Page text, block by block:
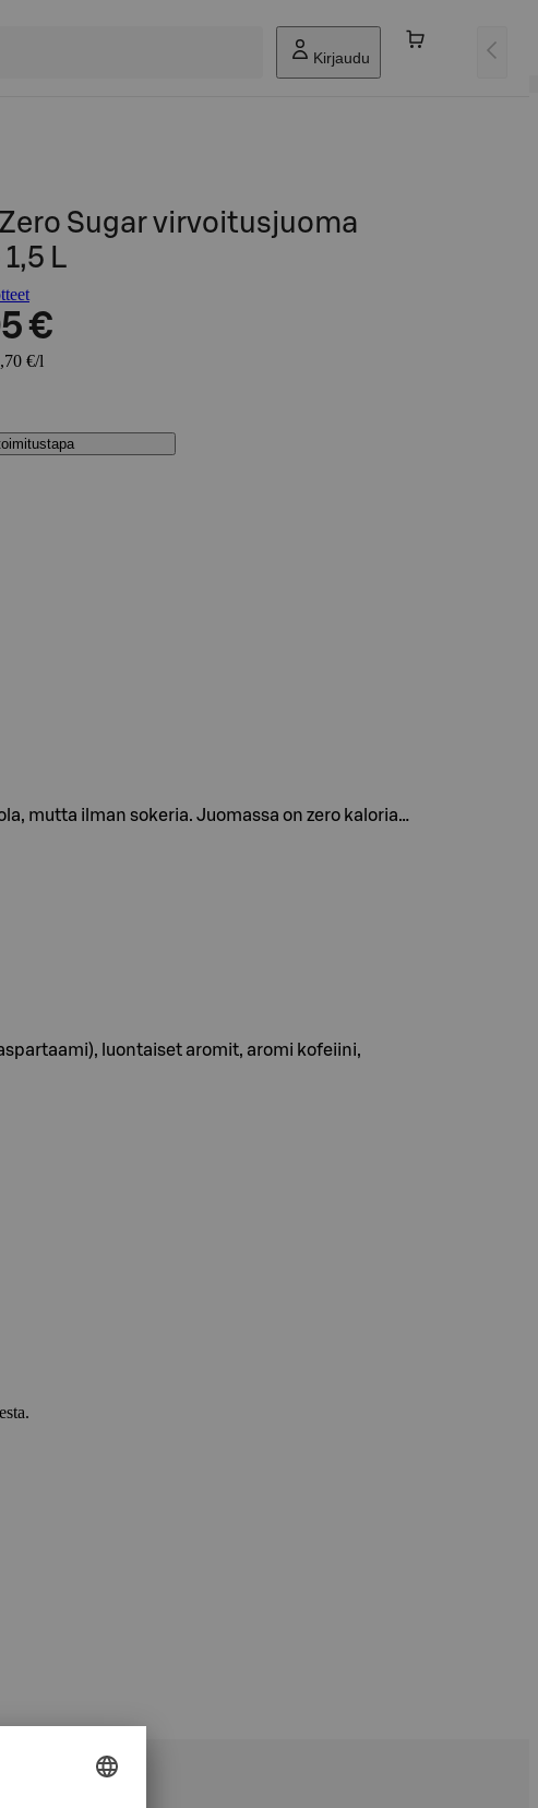
Kirjaudu
Sugar virvoitusjuoma
L
€
€/l
mutta ilman sokeria. Juomassa on zero kaloria…
luontaiset aromit, aromi kofeiini,